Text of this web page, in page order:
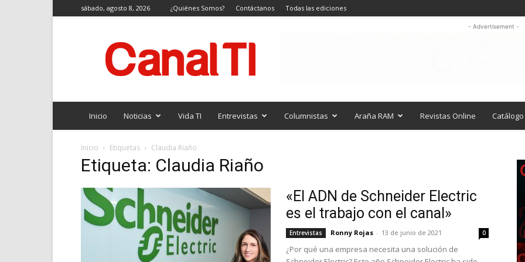
sábado, agosto 8, 2026 ¿Quiénes Somos? Contáctanos Todas las ediciones
TI
- Advertisement -
Inicio Noticias Vida TI Entrevistas Columnistas Araña RAM Revistas Online Catálogo
Inicio Etiquetas Claudia Riaño
Etiqueta: Claudia Riaño
«El ADN de Schneider Electric
es el trabajo con el canal»
Entrevistas Ronny Rojas - 13 de junio de 2021 0
¿Por qué una empresa necesita una solución de